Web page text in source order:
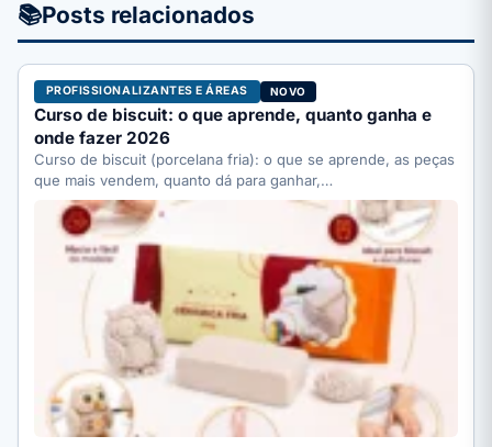
📚Posts relacionados
PROFISSIONALIZANTES E ÁREAS NOVO
Curso de biscuit: o que aprende, quanto ganha e
onde fazer 2026
Curso de biscuit (porcelana fria): o que se aprende, as peças
que mais vendem, quanto dá para ganhar,…